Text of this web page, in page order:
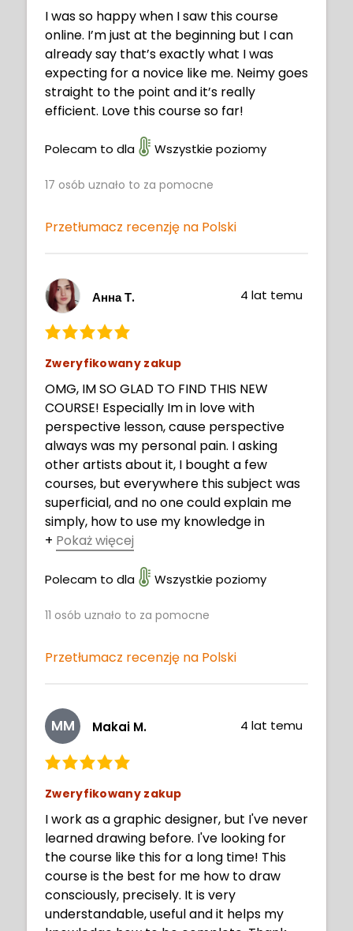
I was so happy when I saw this course
online. I’m just at the beginning but I can
already say that’s exactly what I was
expecting for a novice like me. Neimy goes
straight to the point and it’s really
efficient. Love this course so far!
Polecam to dla Wszystkie poziomy
17 osób uznało to za pomocne
Przetłumacz recenzję na Polski
Анна Т. 4 lat temu
Zweryfikowany zakup
OMG, IM SO GLAD TO FIND THIS NEW
COURSE! Especially Im in love with
perspective lesson, cause perspective
always was my personal pain. I asking
other artists about it, I bought a few
courses, but everywhere this subject was
superficial, and no one could explain me
simply, how to use my knowledge in
+ Pokaż więcej
Neimy, you are fantastic!
Polecam to dla Wszystkie poziomy
11 osób uznało to za pomocne
Przetłumacz recenzję na Polski
MM Makai M. 4 lat temu
Zweryfikowany zakup
I work as a graphic designer, but I've never
learned drawing before. I've looking for
the course like this for a long time! This
course is the best for me how to draw
consciously, precisely. It is very
understandable, useful and it helps my